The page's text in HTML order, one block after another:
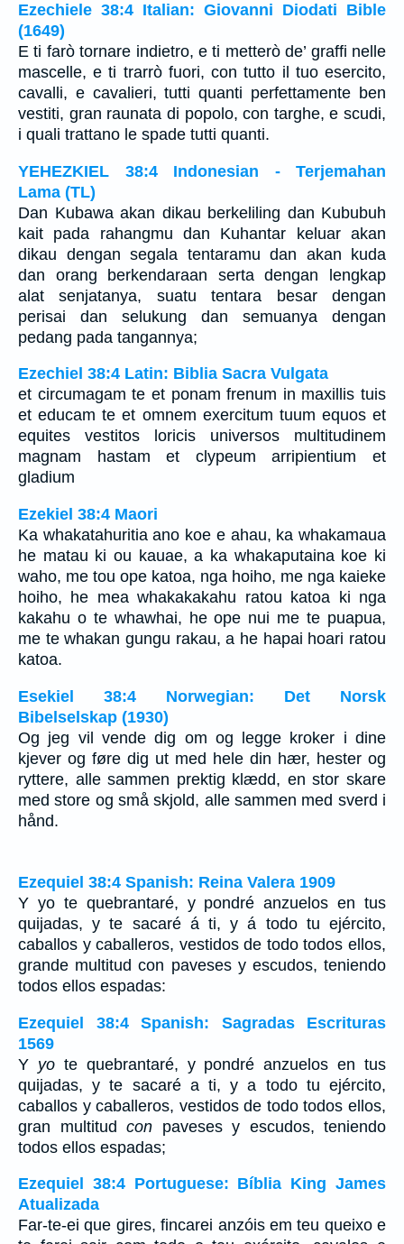
Ezechiele 38:4 Italian: Giovanni Diodati Bible
(1649)
E ti farò tornare indietro, e ti metterò de’ graffi nelle
mascelle, e ti trarrò fuori, con tutto il tuo esercito,
cavalli, e cavalieri, tutti quanti perfettamente ben
vestiti, gran raunata di popolo, con targhe, e scudi,
i quali trattano le spade tutti quanti.
YEHEZKIEL 38:4 Indonesian - Terjemahan
Lama (TL)
Dan Kubawa akan dikau berkeliling dan Kububuh
kait pada rahangmu dan Kuhantar keluar akan
dikau dengan segala tentaramu dan akan kuda
dan orang berkendaraan serta dengan lengkap
alat senjatanya, suatu tentara besar dengan
perisai dan selukung dan semuanya dengan
pedang pada tangannya;
Ezechiel 38:4 Latin: Biblia Sacra Vulgata
et circumagam te et ponam frenum in maxillis tuis
et educam te et omnem exercitum tuum equos et
equites vestitos loricis universos multitudinem
magnam hastam et clypeum arripientium et
gladium
Ezekiel 38:4 Maori
Ka whakatahuritia ano koe e ahau, ka whakamaua
he matau ki ou kauae, a ka whakaputaina koe ki
waho, me tou ope katoa, nga hoiho, me nga kaieke
hoiho, he mea whakakakahu ratou katoa ki nga
kakahu o te whawhai, he ope nui me te puapua,
me te whakan gungu rakau, a he hapai hoari ratou
katoa.
Esekiel 38:4 Norwegian: Det Norsk
Bibelselskap (1930)
Og jeg vil vende dig om og legge kroker i dine
kjever og føre dig ut med hele din hær, hester og
ryttere, alle sammen prektig klædd, en stor skare
med store og små skjold, alle sammen med sverd i
hånd.
Ezequiel 38:4 Spanish: Reina Valera 1909
Y yo te quebrantaré, y pondré anzuelos en tus
quijadas, y te sacaré á ti, y á todo tu ejército,
caballos y caballeros, vestidos de todo todos ellos,
grande multitud con paveses y escudos, teniendo
todos ellos espadas:
Ezequiel 38:4 Spanish: Sagradas Escrituras
1569
Y yote quebrantaré, y pondré anzuelos en tus
quijadas, y te sacaré a ti, y a todo tu ejército,
caballos y caballeros, vestidos de todo todos ellos,
gran multitud con paveses y escudos, teniendo
todos ellos espadas;
Ezequiel 38:4 Portuguese: Bíblia King James
Atualizada
Far-te-ei que gires, fincarei anzóis em teu queixo e